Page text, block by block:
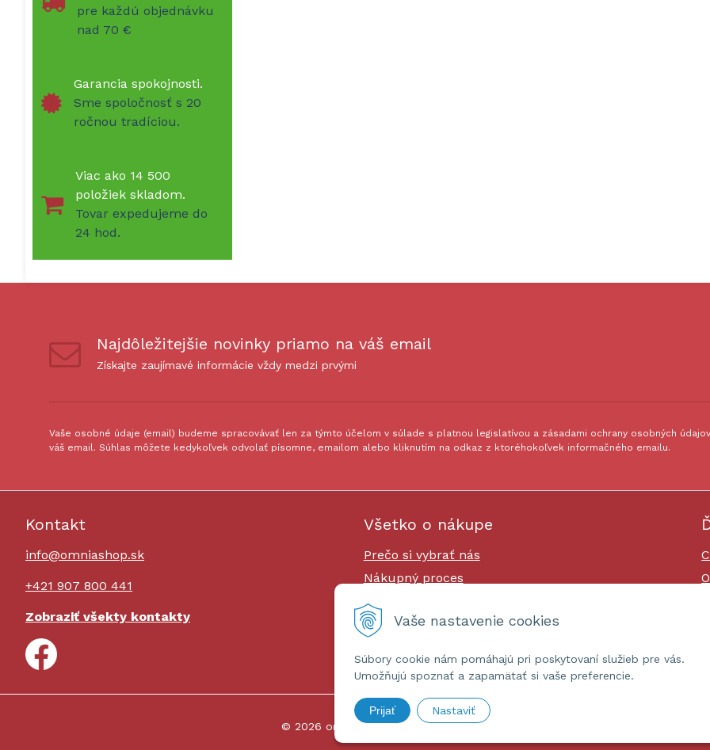
Vaše nastavenie cookies
Súbory cookie nám pomáhajú pri poskytovaní služieb pre vás.
Umožňujú spoznať a zapamätať si vaše preferencie.
Prijať Nastaviť
pre každú objednávku
nad 70 €
Garancia spokojnosti.
Sme spoločnosť s 20
ročnou tradíciou.
Viac ako 14 500
položiek skladom.
Tovar expedujeme do
24 hod.
Najdôležitejšie novinky priamo na váš email
Získajte zaujímavé informácie vždy medzi prvými
Vaše osobné údaje (email) budeme spracovávať len za týmto účelom v súlade s platnou legislatívou a zásadami ochrany osobných
váš email. Súhlas môžete kedykoľvek odvolať písomne, emailom alebo kliknutím na odkaz z ktoréhokoľvek informačného emailu.
Kontakt
info@omniashop.sk
+421 907 800 441
Zobraziť všekty kontakty
Všetko o nákupe
Prečo si vybrať nás
Nákupný proces
Platby a doprava
Reklamačný poriadok
© 2026 omniashop.sk • tvorba eshopu cez UNIobchod